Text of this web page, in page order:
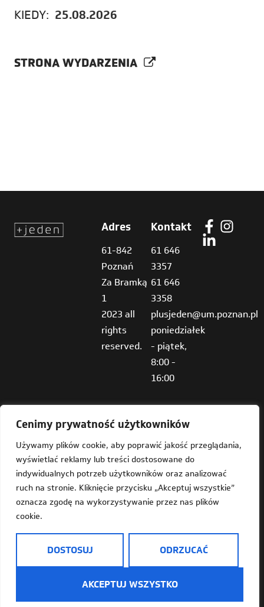
Cenimy prywatność użytkowników
Używamy plików cookie, aby poprawić jakość przeglądania,
wyświetlać reklamy lub treści dostosowane do
indywidualnych potrzeb użytkowników oraz analizować
ruch na stronie. Kliknięcie przycisku „Akceptuj wszystkie”
oznacza zgodę na wykorzystywanie przez nas plików
cookie.
DOSTOSUJ ODRZUCAĆ
AKCEPTUJ WSZYSTKO
KIEDY: 25.08.2026
STRONA WYDARZENIA
Adres
61-842
Poznań
Za Bramką
1
2023 all
rights
reserved.
Kontakt
61 646
3357
61 646
3358
plusjeden@um.poznan.pl
poniedziałek
- piątek,
8:00 -
16:00
Deklaracja dostępności
Mapa strony
Dostępność
Informacja o Plus Jeden w języku prostym do czytania
Informacje o przetwarzaniu danych osobowych